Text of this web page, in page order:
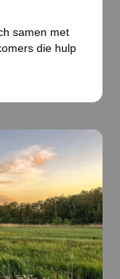
samen met
die hulp